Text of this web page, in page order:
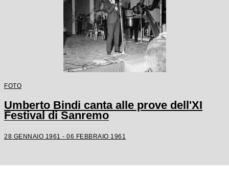
FOTO
Umberto Bindi canta alle prove dell'XI
Festival di Sanremo
28 GENNAIO 1961 - 06 FEBBRAIO 1961